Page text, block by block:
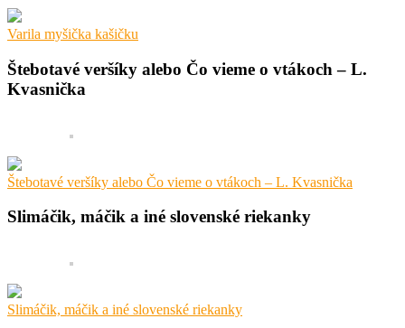
Varila myšička kašičku
Štebotavé veršíky alebo Čo vieme o vtákoch – L.
Kvasnička
Štebotavé veršíky alebo Čo vieme o vtákoch – L. Kvasnička
Slimáčik, máčik a iné slovenské riekanky
Slimáčik, máčik a iné slovenské riekanky